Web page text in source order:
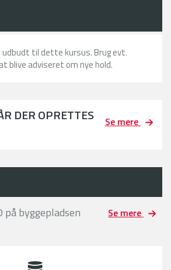
udbudt til dette kursus. Brug evt.
blive adviseret om nye hold.
DER OPRETTES Se mere
på byggepladsen Se mere